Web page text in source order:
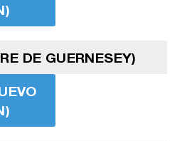
DE GUERNESEY)